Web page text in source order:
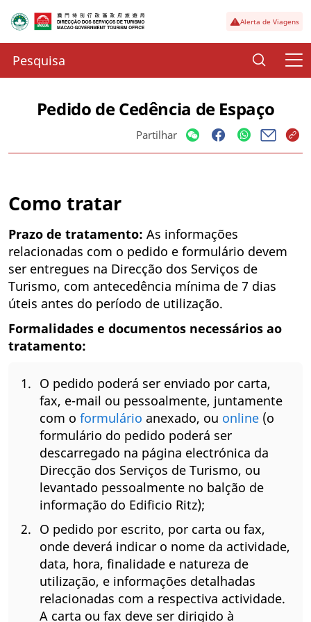
Alerta de Viagens
Pedido de Cedência de Espaço
Partilhar
Como tratar
Prazo de tratamento: As informações
relacionadas com o pedido e formulário devem
ser entregues na Direcção dos Serviços de
Turismo, com antecedência mínima de 7 dias
úteis antes do período de utilização.
Formalidades e documentos necessários ao
tratamento:
O pedido poderá ser enviado por carta,
fax, e-mail ou pessoalmente, juntamente
com o formulário anexado, ou online (o
formulário do pedido poderá ser
descarregado na página electrónica da
Direcção dos Serviços de Turismo, ou
levantado pessoalmente no balção de
informação do Edificio Ritz);
O pedido por escrito, por carta ou fax,
onde deverá indicar o nome da actividade,
data, hora, finalidade e natureza de
utilização, e informações detalhadas
relacionadas com a respectiva actividade.
A carta ou fax deve ser dirigido à